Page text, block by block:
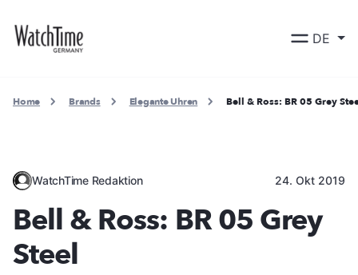
DE
Home Brands Elegante Uhren Bell & Ross: BR 05 Grey
WatchTime Redaktion 24. Okt 2019
Bell & Ross: BR 05 Grey
Steel